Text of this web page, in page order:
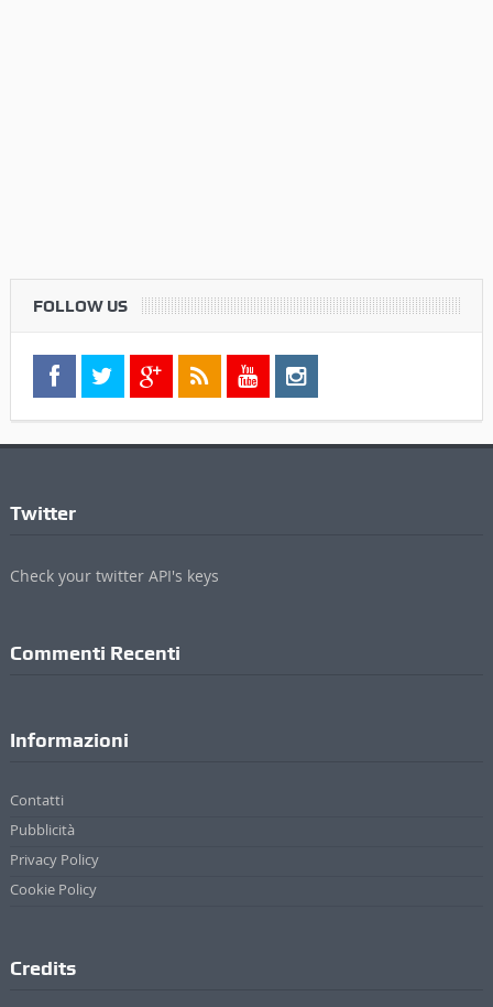
FOLLOW US
Twitter
Check your twitter API's keys
Commenti Recenti
Informazioni
Contatti
Pubblicità
Privacy Policy
Cookie Policy
Credits